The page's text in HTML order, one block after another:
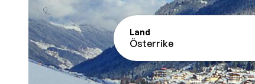
Land
Österrike